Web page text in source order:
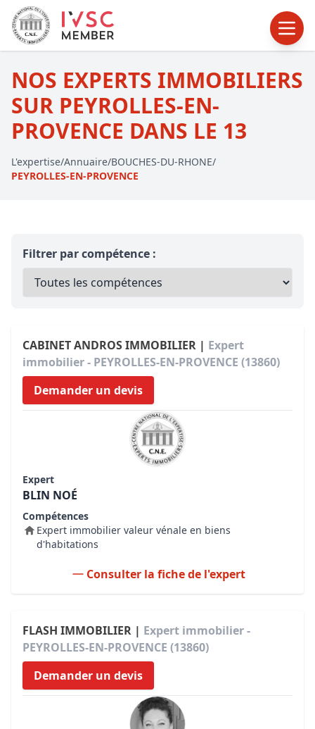
NOS EXPERTS IMMOBILIERS
SUR PEYROLLES-EN-
PROVENCE DANS LE 13
L'expertise/Annuaire/BOUCHES-DU-RHONE/
PEYROLLES-EN-PROVENCE
Filtrer par compétence :
CABINET ANDROS IMMOBILIER | Expert
immobilier - PEYROLLES-EN-PROVENCE (13860)
Demander un devis
Expert
BLIN NOÉ
Compétences
Expert immobilier valeur vénale en biens
d'habitations
Consulter la fiche de l'expert
FLASH IMMOBILIER | Expert immobilier -
PEYROLLES-EN-PROVENCE (13860)
Demander un devis